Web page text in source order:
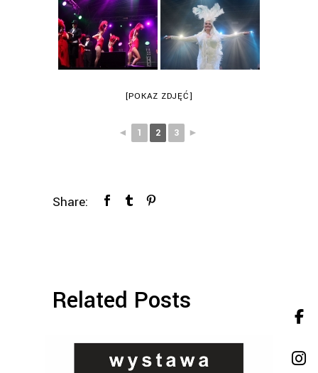
[POKAZ ZDJĘĆ]
◄ 1 2 3 ►
Share:
Related Posts